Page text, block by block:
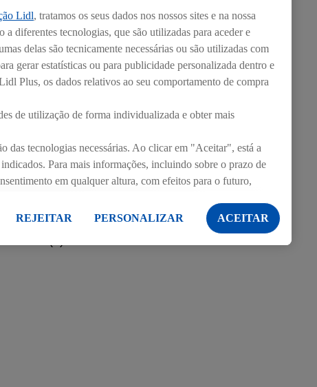
ANEXOS
Lidl, tratamos os seus dados nos nossos sites e na nossa
diferentes tecnologias, que são utilizadas para aceder e
delas são tecnicamente necessárias ou são utilizadas com
gerar estatísticas ou para publicidade personalizada dentro e
Plus, os dados relativos ao seu comportamento de compra
de utilização de forma individualizada e obter mais
tecnologias necessárias. Ao clicar em "Aceitar", está a
Para mais informações, incluindo sobre o prazo de
em qualquer altura, com efeitos para o futuro,
REJEITAR
PERSONALIZAR ACEITAR